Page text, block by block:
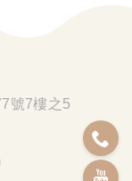
號7樓之5